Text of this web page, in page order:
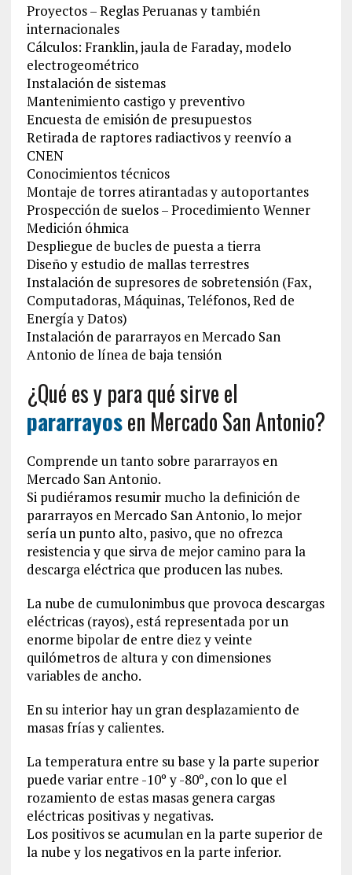
Proyectos – Reglas Peruanas y también
internacionales
Cálculos: Franklin, jaula de Faraday, modelo
electrogeométrico
Instalación de sistemas
Mantenimiento castigo y preventivo
Encuesta de emisión de presupuestos
Retirada de raptores radiactivos y reenvío a
CNEN
Conocimientos técnicos
Montaje de torres atirantadas y autoportantes
Prospección de suelos – Procedimiento Wenner
Medición óhmica
Despliegue de bucles de puesta a tierra
Diseño y estudio de mallas terrestres
Instalación de supresores de sobretensión (Fax,
Computadoras, Máquinas, Teléfonos, Red de
Energía y Datos)
Instalación de pararrayos en Mercado San
Antonio de línea de baja tensión
¿Qué es y para qué sirve el
pararrayosen Mercado San Antonio?
Comprende un tanto sobre pararrayos en
Mercado San Antonio.
Si pudiéramos resumir mucho la definición de
pararrayos en Mercado San Antonio, lo mejor
sería un punto alto, pasivo, que no ofrezca
resistencia y que sirva de mejor camino para la
descarga eléctrica que producen las nubes.
La nube de cumulonimbus que provoca descargas
eléctricas (rayos), está representada por un
enorme bipolar de entre diez y veinte
quilómetros de altura y con dimensiones
variables de ancho.
En su interior hay un gran desplazamiento de
masas frías y calientes.
La temperatura entre su base y la parte superior
puede variar entre -10º y -80º, con lo que el
rozamiento de estas masas genera cargas
eléctricas positivas y negativas.
Los positivos se acumulan en la parte superior de
la nube y los negativos en la parte inferior.